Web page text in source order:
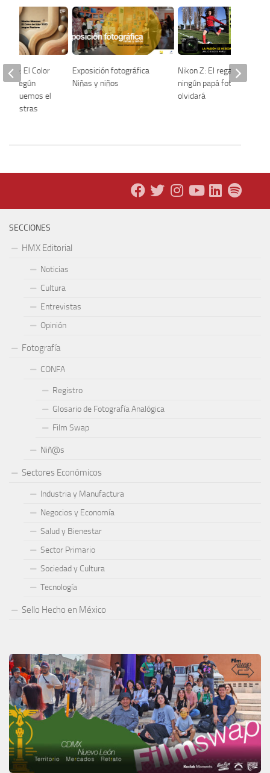
Exposición fotográfica
Niñas y niños
Nikon Z: El regalo que
ningún papá fotógrafo
olvidará
El Color
según
el
nuestras
SECCIONES
HMX Editorial
Noticias
Cultura
Entrevistas
Opinión
Fotografía
CONFA
Registro
Glosario de Fotografía Analógica
Film Swap
Niñ@s
Sectores Económicos
Industria y Manufactura
Negocios y Economía
Salud y Bienestar
Sector Primario
Sociedad y Cultura
Tecnología
Sello Hecho en México